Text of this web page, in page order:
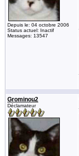
Depuis le: 04 octobre 2006
Status actuel: Inactif
Messages: 13547
Grominou2
Déclamateur